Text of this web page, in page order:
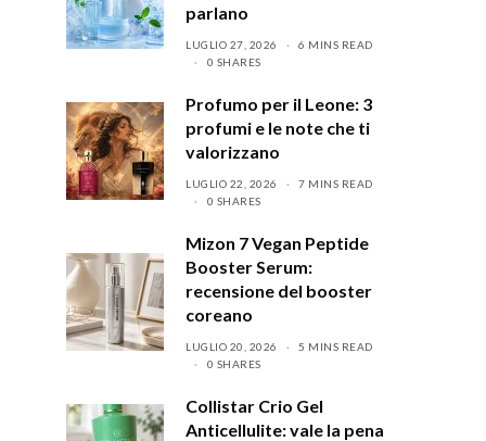
parlano
LUGLIO 27, 2026
6 MINS READ
0 SHARES
Profumo per il Leone: 3
profumi e le note che ti
valorizzano
LUGLIO 22, 2026
7 MINS READ
0 SHARES
Mizon 7 Vegan Peptide
Booster Serum:
recensione del booster
coreano
LUGLIO 20, 2026
5 MINS READ
0 SHARES
Collistar Crio Gel
Anticellulite: vale la pena